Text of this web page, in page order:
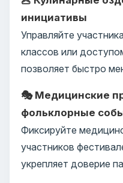
инициативы
Управляйте
классов или
позволяет быстро
🎭 Медицинские
фольклорные
Фиксируйте
участников
укрепляет доверие